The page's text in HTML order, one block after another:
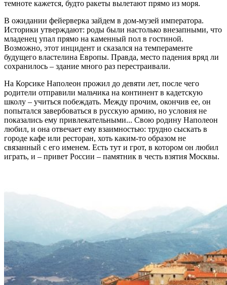
темноте кажется, будто ракеты вылетают прямо из моря.
В ожидании фейерверка зайдем в дом-музей императора.
Историки утверждают: роды были настолько внезапными, что
младенец упал прямо на каменный пол в гостиной.
Возможно, этот инцидент и сказался на темпераменте
будущего властелина Европы. Правда, место падения вряд ли
сохранилось – здание много раз перестраивали.
На Корсике Наполеон прожил до девяти лет, после чего
родители отправили мальчика на континент в кадетскую
школу – учиться побеждать. Между прочим, окончив ее, он
попытался завербоваться в русскую армию, но условия не
показались ему привлекательными... Свою родину Наполеон
любил, и она отвечает ему взаимностью: трудно сыскать в
городе кафе или ресторан, хоть каким-то образом не
связанный с его именем. Есть тут и грот, в котором он любил
играть, и – привет России – памятник в честь взятия Москвы.